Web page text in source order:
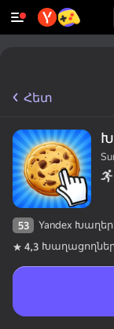
Հետ
53
Yandex
4,3